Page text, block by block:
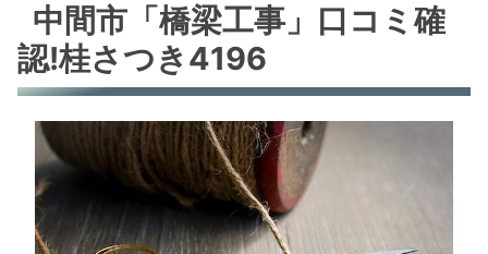
中間市「橋梁工事」口コミ確
認!桂さつき4196